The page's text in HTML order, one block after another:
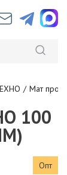
Мат
100
Опт